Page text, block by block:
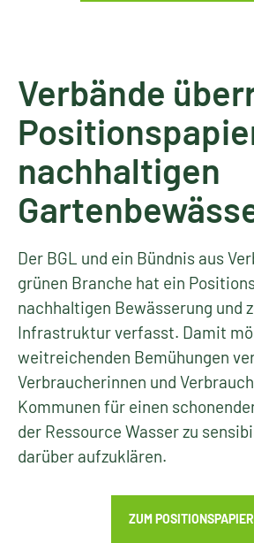
Verbände
nachhaltigen
Der BGL und ein Bündnis aus
grünen Branche hat ein
nachhaltigen Bewässerung und
Infrastruktur verfasst. Damit
weitreichenden Bemühungen
Verbraucherinnen und
Kommunen für einen
der Ressource Wasser zu
darüber aufzuklären.
ZUM POSITIONSPAPIER